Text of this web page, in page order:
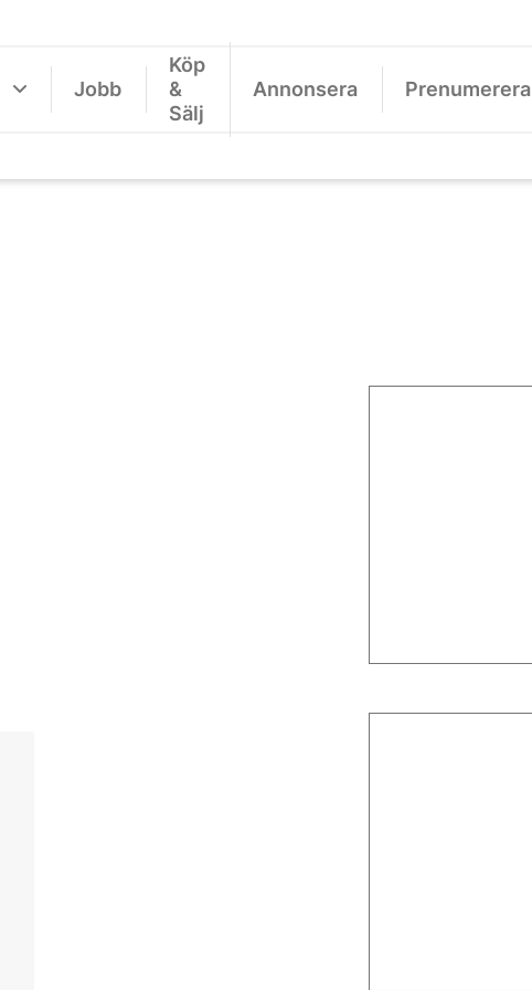
Jobb
Köp
&
Sälj
Annonsera Prenumerera